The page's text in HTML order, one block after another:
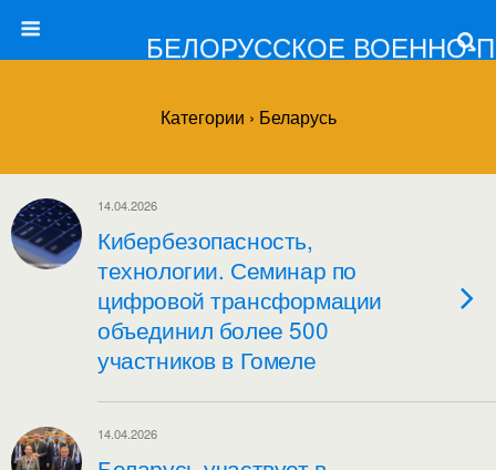
БЕЛОРУССКОЕ ВОЕННО-
Категории › Беларусь
14.04.2026
Кибербезопасность,
технологии. Семинар по
цифровой трансформации
объединил более 500
участников в Гомеле
14.04.2026